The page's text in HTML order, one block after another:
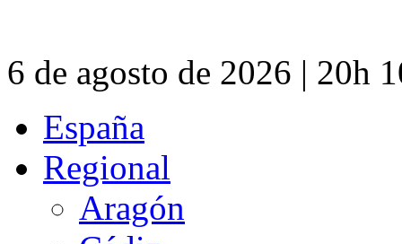
6 de agosto de 2026 | 20h
España
Regional
Aragón